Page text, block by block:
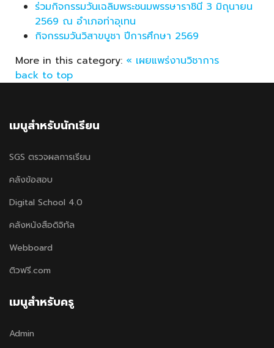
ร่วมกิจกรรมวันเฉลิมพระชนมพรรษาราชินี 3 มิถุนายน
2569 ณ อำเภอท่าอุเทน
กิจกรรมวันวิสาขบูชา ปีการศึกษา 2569
More in this category: « เผยแพร่งานวิชาการ
back to top
เมนูสำหรับนักเรียน
SGS ตรวจผลการเรียน
คลังข้อสอบ
Digital School 4.0
คลังหนังสือดิจิทัล
Webboard
ติวฟรี.com
เมนูสำหรับครู
Admin